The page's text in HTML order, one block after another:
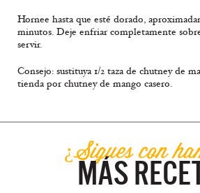
Hornee hasta que esté dorado,
minutos. Deje enfriar completamente
servir.
Consejo: sustituya 1/2 taza de chutney de
tienda por chutney de mango casero.
¿Sigues con
MÁS